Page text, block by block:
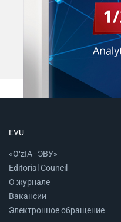
EVU
«O‘zIA–ЭВУ»
Editorial Council
О журнале
Вакансии
Электронное обращение